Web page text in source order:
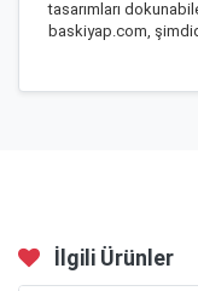
tasarımları
baskiyap.com,
İlgili Ürünler